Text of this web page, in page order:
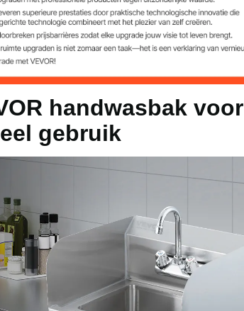
/ 432 x 381 x 330 mm
handwasbak voor
gebruik